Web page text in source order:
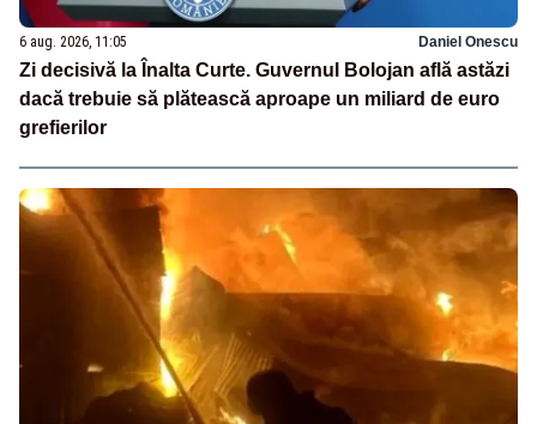
6 aug. 2026, 11:05 Daniel Onescu
Zi decisivă la Înalta Curte. Guvernul Bolojan află astăzi
dacă trebuie să plătească aproape un miliard de euro
grefierilor